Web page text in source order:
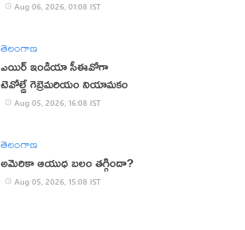
Aug 06, 2026, 01:08 IST
తెలంగాణ
ఎయిర్ ఇండియా సీఈవోగా
టెవోల్డే గెబ్రెమరియం నియామకం
Aug 05, 2026, 16:08 IST
తెలంగాణ
అమెరికా ఆయుధ బలం తగ్గిందా?
Aug 05, 2026, 15:08 IST